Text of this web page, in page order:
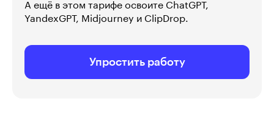
А ещё в этом тарифе освоите ChatGPT,
YandexGPT, Midjourney и ClipDrop.
Упростить работу